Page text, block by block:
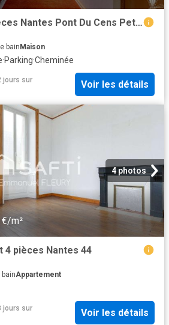
Vente maison 8 pièces Nantes Pont Du Cens Petit Port 44
bainMaison
·Parking·Cheminée
jours sur
Voir les détails
4 photos
m²
4 pièces Nantes 44
bainAppartement
jours sur
Voir les détails